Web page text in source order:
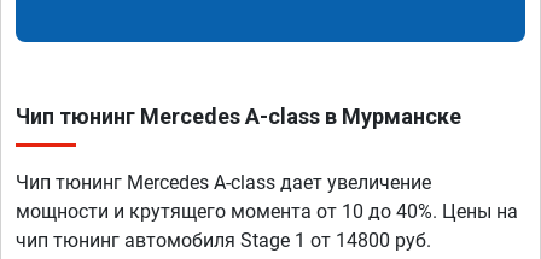
Чип тюнинг Mercedes A-class в Мурманске
Чип тюнинг Mercedes A-class дает увеличение
мощности и крутящего момента от 10 до 40%. Цены на
чип тюнинг автомобиля Stage 1 от 14800 руб.